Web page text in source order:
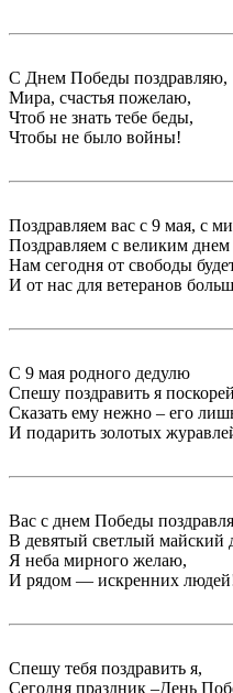
С Днем Победы поздравляю,
Мира, счастья пожелаю,
Чтоб не знать тебе беды,
Чтобы не было войны!
Поздравляем вас с 9 мая, с
Поздравляем с великим
Нам сегодня от свободы
И от нас для ветеранов
С 9 мая родного дедулю
Спешу поздравить я
Сказать ему нежно – его
И подарить золотых
Вас с днем Победы
В девятый светлый майский
Я неба мирного желаю,
И рядом — искренних
Спешу тебя поздравить я,
Сегодня праздник –День